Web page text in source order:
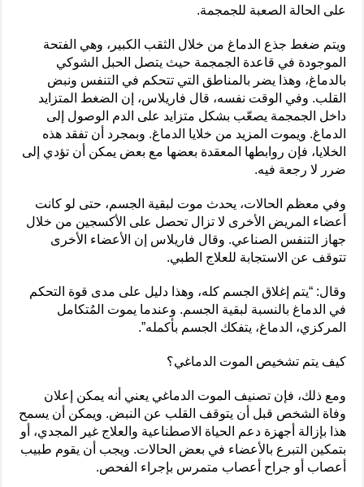
على الحالة الصعبة للجمجمة.
ويتم ضغط جذع الدماغ من خلال الثقب الكبير، وهي الفتحة
الموجودة في قاعدة الجمجمة حيث يتصل الحبل الشوكي
بالدماغ، وهذا يضر بالمناطق التي تتحكم في التنفس ونبض
القلب. وفي الوقت نفسه، قال فاريلاس، إن الضغط المتزايد
داخل الجمجمة يصعّب بشكل متزايد على الدم الوصول إلى
الدماغ. ويموت المزيد من خلايا الدماغ. وبمجرد أن تفقد هذه
الخلايا، فإن روابطها المعقدة بعضها مع بعض يمكن أن تؤدي إلى
ضرر لا رجعة فيه.
وفي معظم الحالات، يحدث موت لبقية الجسم، حتى لو كانت
أعضاء المريض الأخرى لا تزال تحصل على الأكسجين من خلال
جهاز التنفس الصناعي. وقال فاريلاس إن الأعضاء الأخرى
تتوقف عن الاستجابة للعلاج الطبي.
وقال: “يتم إغلاق الجسم كله، وهذا دليل على مدى قوة التحكم
في الدماغ بالنسبة لبقية الجسم. وعندما يموت المُتكامل
المركزي، الدماغ، يتفكك الجسم بأكمله”.
كيف يتم تشخيص الموت الدماغي؟
ومع ذلك، فإن تصنيف الموت الدماغي يعني أنه يمكن إعلان
وفاة الشخص قبل أن يتوقف القلب عن النبض. ويمكن أن يسمح
هذا بإزالة أجهزة دعم الحياة الاصطناعية والعلاج غير المجدي، أو
بتمكين التبرع بالأعضاء في بعض الحالات. ويجب أن يقوم طبيب
أعصاب أو جراح أعصاب متمرس بإجراء الفحص.